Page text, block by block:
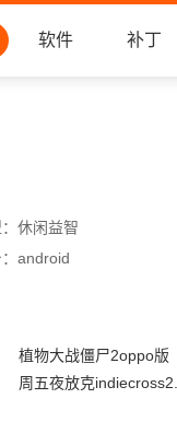
软件 补丁
休闲益智
android
植物大战僵尸2oppo版
周五夜放克